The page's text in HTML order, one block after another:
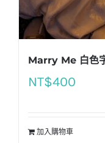
Marry Me 白色
NT$400
加入購物車